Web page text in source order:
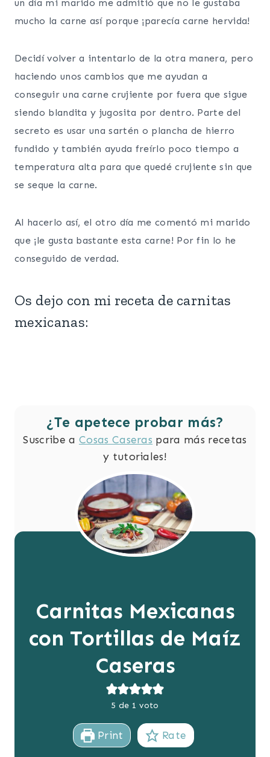
un día mi marido me admitió que no le gustaba
mucho la carne así porque ¡parecía carne hervida!
Decidí volver a intentarlo de la otra manera, pero
haciendo unos cambios que me ayudan a
conseguir una carne crujiente por fuera que sigue
siendo blandita y jugosita por dentro. Parte del
secreto es usar una sartén o plancha de hierro
fundido y también ayuda freírlo poco tiempo a
temperatura alta para que quedé crujiente sin que
se seque la carne.
Al hacerlo así, el otro día me comentó mi marido
que ¡le gusta bastante esta carne! Por fin lo he
conseguido de verdad.
Os dejo con mi receta de carnitas
mexicanas:
¿Te apetece probar más?
Suscribe a Cosas Caseras para más recetas
y tutoriales!
Carnitas Mexicanas
con Tortillas de Maíz
Caseras
5 de 1 voto
Print Rate